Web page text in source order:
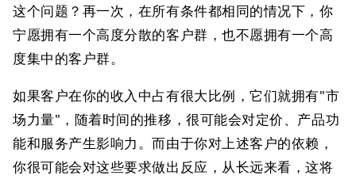
这个问题？再一次，在所有条件都相同的情况下，你
宁愿拥有一个高度分散的客户群，也不愿拥有一个高
度集中的客户群。
如果客户在你的收入中占有很大比例，它们就拥有"市
场力量"，随着时间的推移，很可能会对定价、产品功
能和服务产生影响力。而由于你对上述客户的依赖，
你很可能会对这些要求做出反应，从长远来看，这将